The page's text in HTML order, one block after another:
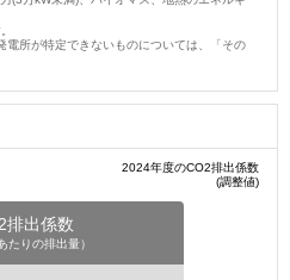
電所が特定できないものについては、「その
2024年度のCO2排出係数
(調整値)
排出係数
たりの排出量）